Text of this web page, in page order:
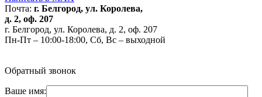
Почта: г. Белгород, ул. Королева,
д. 2, оф. 207
г. Белгород, ул. Королева, д. 2, оф. 207
Пн-Пт – 10:00-18:00, Сб, Вс – выходной
Обратный звонок
Ваше имя: